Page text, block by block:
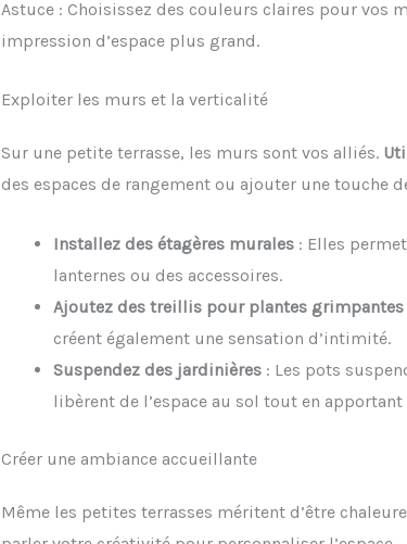
Astuce : Choisissez des couleurs claires pour vos
impression d’espace plus grand.
Exploiter les murs et la verticalité
Sur une petite terrasse, les murs sont vos alliés.
des espaces de rangement ou ajouter une touche
Installez des étagères murales: Elles
lanternes ou des accessoires.
Ajoutez des treillis pour plantes grimpantes
créent également une sensation d’intimité.
Suspendez des jardinières: Les pots
libèrent de l’espace au sol tout en
Créer une ambiance accueillante
Même les petites terrasses méritent d’être